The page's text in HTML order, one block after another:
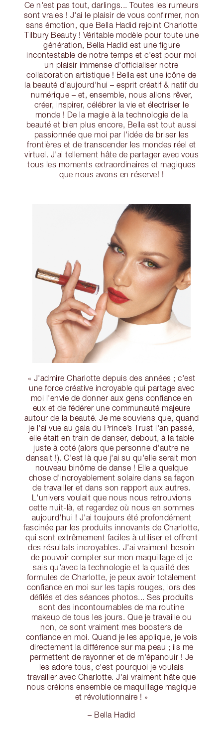
Ce n'est pas tout, darlings... Toutes les rumeurs
sont vraies ! J'ai le plaisir de vous confirmer, non
sans émotion, que Bella Hadid rejoint Charlotte
Tilbury Beauty ! Véritable modèle pour toute une
génération, Bella Hadid est une figure
incontestable de notre temps et c'est pour moi
un plaisir immense d'officialiser notre
collaboration artistique ! Bella est une icône de
la beauté d'aujourd'hui – esprit créatif & natif du
numérique – et, ensemble, nous allons rêver,
créer, inspirer, célébrer la vie et électriser le
monde ! De la magie à la technologie de la
beauté et bien plus encore, Bella est tout aussi
passionnée que moi par l'idée de briser les
frontières et de transcender les mondes réel et
virtuel. J'ai tellement hâte de partager avec vous
tous les moments extraordinaires et magiques
que nous avons en réserve! !
« J'admire Charlotte depuis des années ; c'est
une force créative incroyable qui partage avec
moi l'envie de donner aux gens confiance en
eux et de fédérer une communauté majeure
autour de la beauté. Je me souviens que, quand
je l'ai vue au gala du Prince’s Trust l'an passé,
elle était en train de danser, debout, à la table
juste à coté (alors que personne d'autre ne
dansait !). C'est là que j'ai su qu'elle serait mon
nouveau binôme de danse ! Elle a quelque
chose d'incroyablement solaire dans sa façon
de travailler et dans son rapport aux autres.
L'univers voulait que nous nous retrouvions
cette nuit-là, et regardez où nous en sommes
aujourd'hui ! J'ai toujours été profondément
fascinée par les produits innovants de Charlotte,
qui sont extrêmement faciles à utiliser et offrent
des résultats incroyables. J'ai vraiment besoin
de pouvoir compter sur mon maquillage et je
sais qu'avec la technologie et la qualité des
formules de Charlotte, je peux avoir totalement
confiance en moi sur les tapis rouges, lors des
défilés et des séances photos... Ses produits
sont des incontournables de ma routine
makeup de tous les jours. Que je travaille ou
non, ce sont vraiment mes boosters de
confiance en moi. Quand je les applique, je vois
directement la différence sur ma peau ; ils me
permettent de rayonner et de m'épanouir ! Je
les adore tous, c'est pourquoi je voulais
travailler avec Charlotte. J'ai vraiment hâte que
nous créions ensemble ce maquillage magique
et révolutionnaire ! »
– Bella Hadid